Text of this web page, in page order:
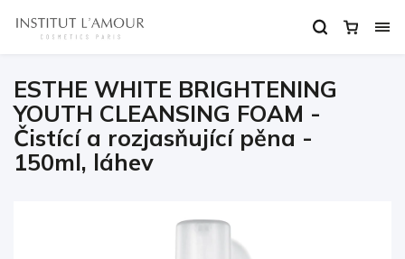
ESTHE WHITE BRIGHTENING
YOUTH CLEANSING FOAM -
Čistící a rozjasňující pěna -
150ml, láhev